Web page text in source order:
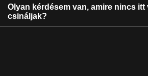
Olyan kérdésem van, amire nincs itt
csináljak?